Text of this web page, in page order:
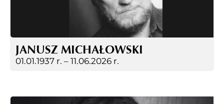
JANUSZ MICHAŁOWSKI
01.01.1937 r. – 11.06.2026 r.